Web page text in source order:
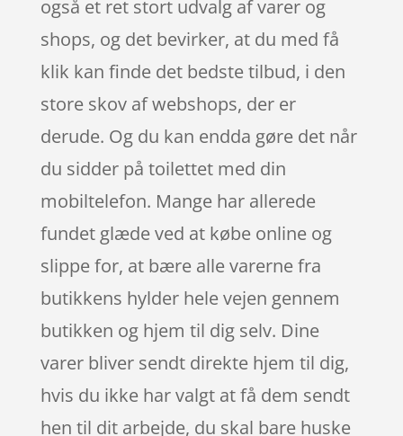
også et ret stort udvalg af varer og
shops, og det bevirker, at du med få
klik kan finde det bedste tilbud, i den
store skov af webshops, der er
derude. Og du kan endda gøre det når
du sidder på toilettet med din
mobiltelefon. Mange har allerede
fundet glæde ved at købe online og
slippe for, at bære alle varerne fra
butikkens hylder hele vejen gennem
butikken og hjem til dig selv. Dine
varer bliver sendt direkte hjem til dig,
hvis du ikke har valgt at få dem sendt
hen til dit arbejde, du skal bare huske